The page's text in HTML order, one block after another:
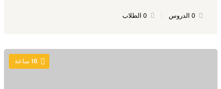
0 الدروس 0 الطلاب
16 ساعة